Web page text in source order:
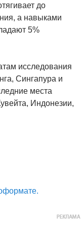
до
а навыками
5%
исследования
Сингапура и
места
Индонезии,